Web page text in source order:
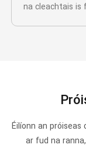
na cleachtais is
Éilíonn an
ar fud na